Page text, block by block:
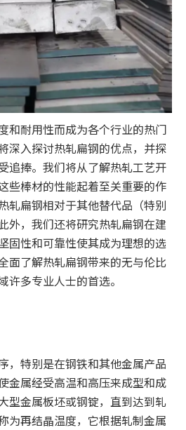
和耐用性而成为各个行业的热门
深入探讨热轧扁钢的优点，并探
追捧。我们将从了解热轧工艺开
些棒材的性能起着至关重要的作
轧扁钢相对于其他替代品（特别
外，我们还将研究热轧扁钢在建
固性和可靠性使其成为理想的选
面了解热轧扁钢带来的无与伦比
许多专业人士的首选。
，特别是在钢铁和其他金属产品
金属经受高温和高压来成型和成
型金属板坯或钢锭，直到达到轧
为再结晶温度，它根据轧制金属